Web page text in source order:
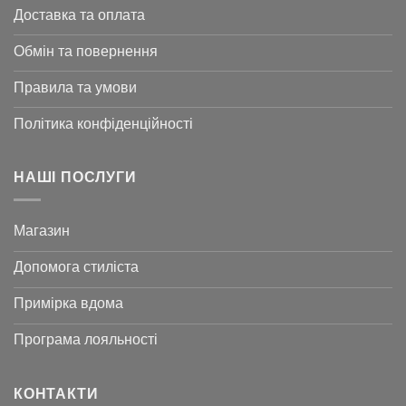
Доставка та оплата
Обмін та повернення
Правила та умови
Політика конфіденційності
НАШІ ПОСЛУГИ
Магазин
Допомога стиліста
Примірка вдома
Програма лояльності
КОНТАКТИ